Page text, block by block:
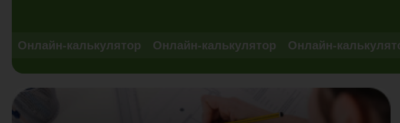
Онлайн-калькулятор Онлайн-калькулятор Онлайн-